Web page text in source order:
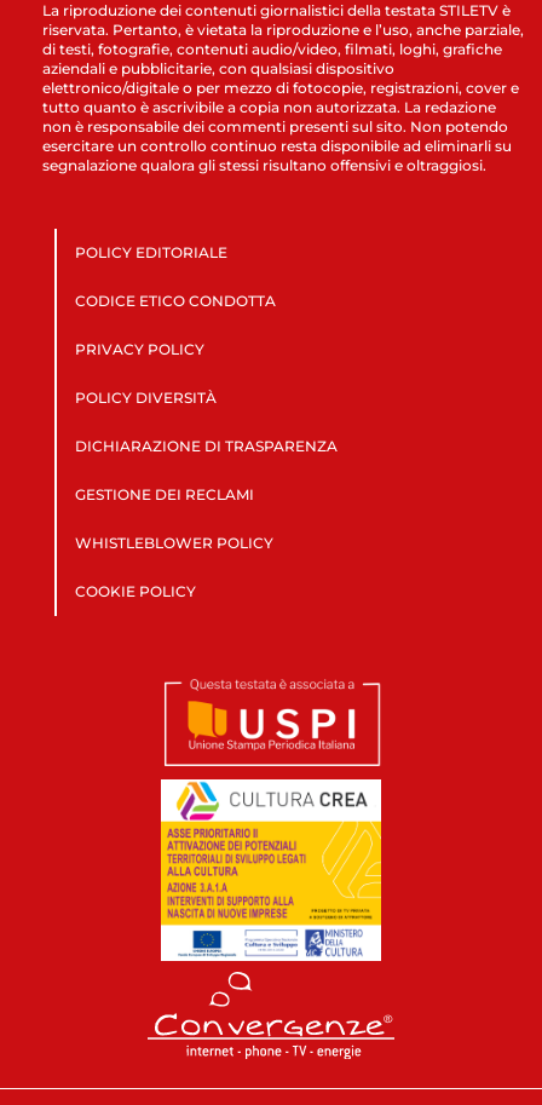
La riproduzione dei contenuti giornalistici della testata STILETV è
riservata. Pertanto, è vietata la riproduzione e l’uso, anche parziale,
di testi, fotografie, contenuti audio/video, filmati, loghi, grafiche
aziendali e pubblicitarie, con qualsiasi dispositivo
elettronico/digitale o per mezzo di fotocopie, registrazioni, cover e
tutto quanto è ascrivibile a copia non autorizzata. La redazione
non è responsabile dei commenti presenti sul sito. Non potendo
esercitare un controllo continuo resta disponibile ad eliminarli su
segnalazione qualora gli stessi risultano offensivi e oltraggiosi.
POLICY EDITORIALE
CODICE ETICO CONDOTTA
PRIVACY POLICY
POLICY DIVERSITÀ
DICHIARAZIONE DI TRASPARENZA
GESTIONE DEI RECLAMI
WHISTLEBLOWER POLICY
COOKIE POLICY